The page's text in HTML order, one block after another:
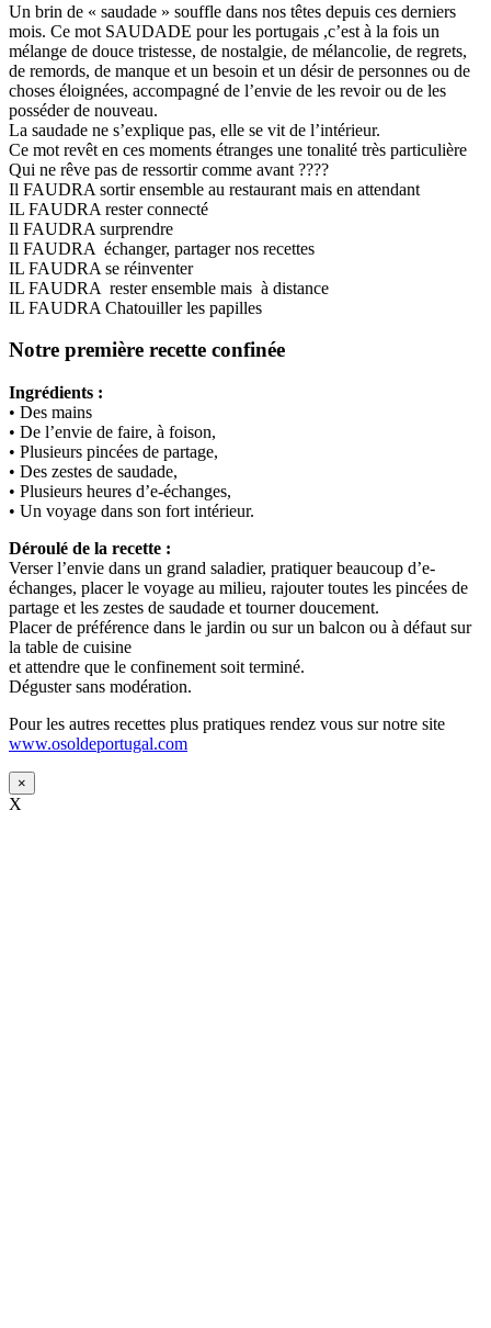
Un brin de « saudade » souffle dans nos têtes depuis ces derniers
mois. Ce mot SAUDADE pour les portugais ,c’est à la fois un
mélange de douce tristesse, de nostalgie, de mélancolie, de regrets,
de remords, de manque et un besoin et un désir de personnes ou de
choses éloignées, accompagné de l’envie de les revoir ou de les
posséder de nouveau.
La saudade ne s’explique pas, elle se vit de l’intérieur.
Ce mot revêt en ces moments étranges une tonalité très particulière
Qui ne rêve pas de ressortir comme avant ????
Il FAUDRA sortir ensemble au restaurant mais en attendant
IL FAUDRA rester connecté
Il FAUDRA surprendre
Il FAUDRA échanger, partager nos recettes
IL FAUDRA se réinventer
IL FAUDRA rester ensemble mais à distance
IL FAUDRA Chatouiller les papilles
Notre première recette confinée
Ingrédients :
• Des mains
• De l’envie de faire, à foison,
• Plusieurs pincées de partage,
• Des zestes de saudade,
• Plusieurs heures d’e-échanges,
• Un voyage dans son fort intérieur.
Déroulé de la recette :
Verser l’envie dans un grand saladier, pratiquer beaucoup d’e-
échanges, placer le voyage au milieu, rajouter toutes les pincées de
partage et les zestes de saudade et tourner doucement.
Placer de préférence dans le jardin ou sur un balcon ou à défaut sur
la table de cuisine
et attendre que le confinement soit terminé.
Déguster sans modération.
Pour les autres recettes plus pratiques rendez vous sur notre site
www.osoldeportugal.com
×
X